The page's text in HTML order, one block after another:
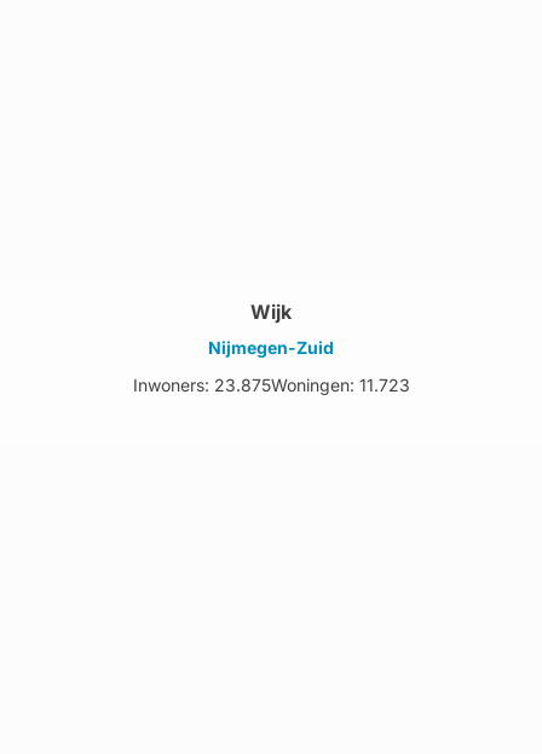
Wijk
Nijmegen-Zuid
Inwoners: 23.875Woningen: 11.723